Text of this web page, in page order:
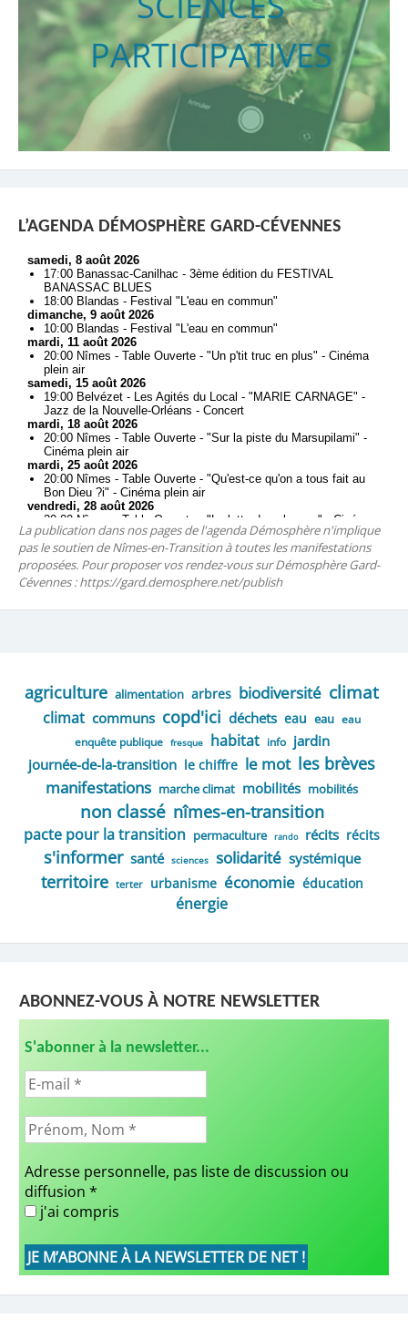
PARTICIPATIVES
L’AGENDA DÉMOSPHÈRE GARD-CÉVENNES
La publication dans nos pages de l'agenda Démosphère n'implique
pas le soutien de Nîmes-en-Transition à toutes les manifestations
proposées. Pour proposer vos rendez-vous sur Démosphère Gard-
Cévennes : https://gard.demosphere.net/publish
agriculture alimentation arbres biodiversité climat
climat communs copd'ici déchets eau eau eau
enquête publique
fresque habitat info jardin
journée-de-la-transition le chiffre le mot les brèves
manifestations marche climat mobilités mobilités
non classé nîmes-en-transition
pacte pour la transition permaculture rando récits récits
s'informer santé sciences solidarité systémique
territoire terter urbanisme économie éducation
énergie
ABONNEZ-VOUS À NOTRE NEWSLETTER
S'abonner à la newsletter...
Adresse personnelle, pas liste de discussion ou
diffusion *
j'ai compris